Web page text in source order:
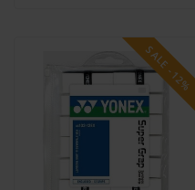
SALE -12%